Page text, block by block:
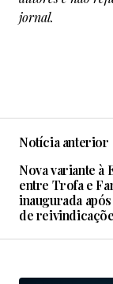
jornal.
Notícia anterior
Nova variante à
entre Trofa e
inaugurada
de